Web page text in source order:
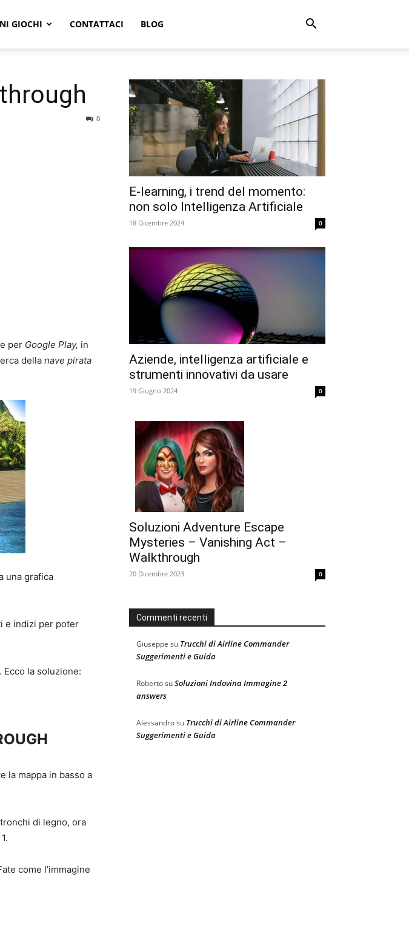
GIOCHI CONTATTACI BLOG
0
e per Google Play, in
della nave pirata
una grafica
e indizi per poter
la soluzione:
la mappa in basso a
di legno, ora
come l’immagine
E-learning, i trend del momento:
non solo Intelligenza Artificiale
18 Dicembre 2024 0
Aziende, intelligenza artificiale e
strumenti innovativi da usare
19 Giugno 2024 0
Soluzioni Adventure Escape
Mysteries – Vanishing Act –
Walkthrough
20 Dicembre 2023 0
Commenti recenti
Giuseppe su Trucchi di Airline Commander
Suggerimenti e Guida
RobertosuSoluzioni Indovina Immagine 2
answers
Alessandrosu Trucchi di Airline Commander
Suggerimenti e Guida